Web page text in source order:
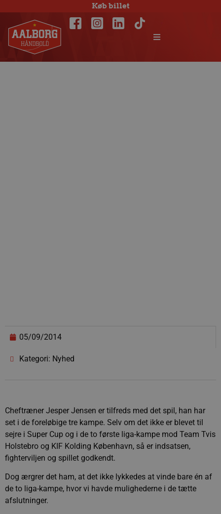
Køb billet
05/09/2014
Kategori: Nyhed
Cheftræner Jesper Jensen er tilfreds med det spil, han har
set i de foreløbige tre kampe. Selv om det ikke er blevet til
sejre i Super Cup og i de to første liga-kampe mod Team Tvis
Holstebro og KIF Kolding København, så er indsatsen,
fighterviljen og spillet godkendt.
Dog ærgrer det ham, at det ikke lykkedes at vinde bare én af
de to liga-kampe, hvor vi havde mulighederne i de tætte
afslutninger.